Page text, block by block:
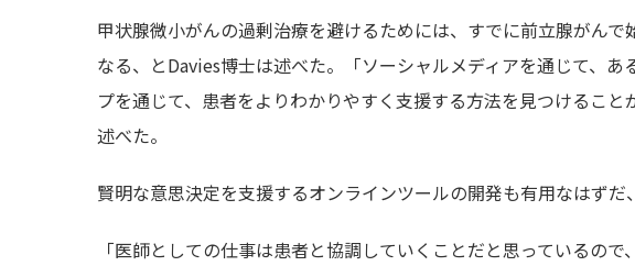
甲状腺微小がんの過剰治療を避けるためには、すでに前立腺がん
なる、とDavies博士は述べた。「ソーシャルメディアを通じて、
プを通じて、患者をよりわかりやすく支援する方法を見つけるこ
述べた。
賢明な意思決定を支援するオンラインツールの開発も有用なはずだ
「医師としての仕事は患者と協調していくことだと思っているの